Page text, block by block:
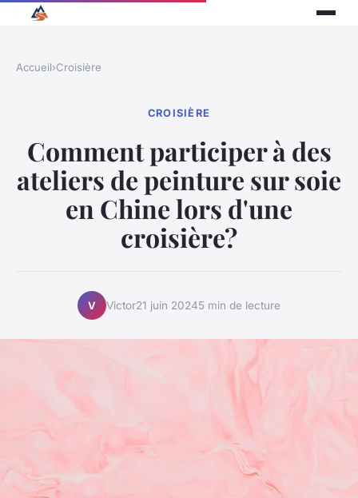
Accueil›Croisière
CROISIÈRE
Comment participer à des
ateliers de peinture sur soie
en Chine lors d'une
croisière?
V Victor21 juin 20245 min de lecture